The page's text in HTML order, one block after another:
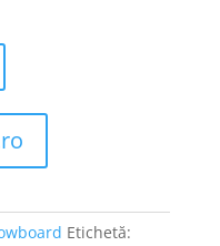
Etichetă: